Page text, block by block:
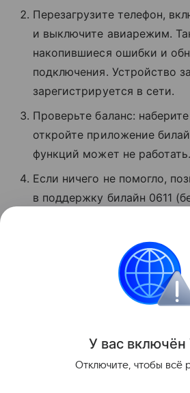
Перезагрузите телефон,
и выключите авиарежим.
накопившиеся ошибки и
подключения. Устройство
зарегистрируется в сети.
Проверьте баланс:
откройте приложение
функций может не работать.
Если ничего не помогло,
в поддержку билайн 0611
У вас включён
Отключите, чтобы всё